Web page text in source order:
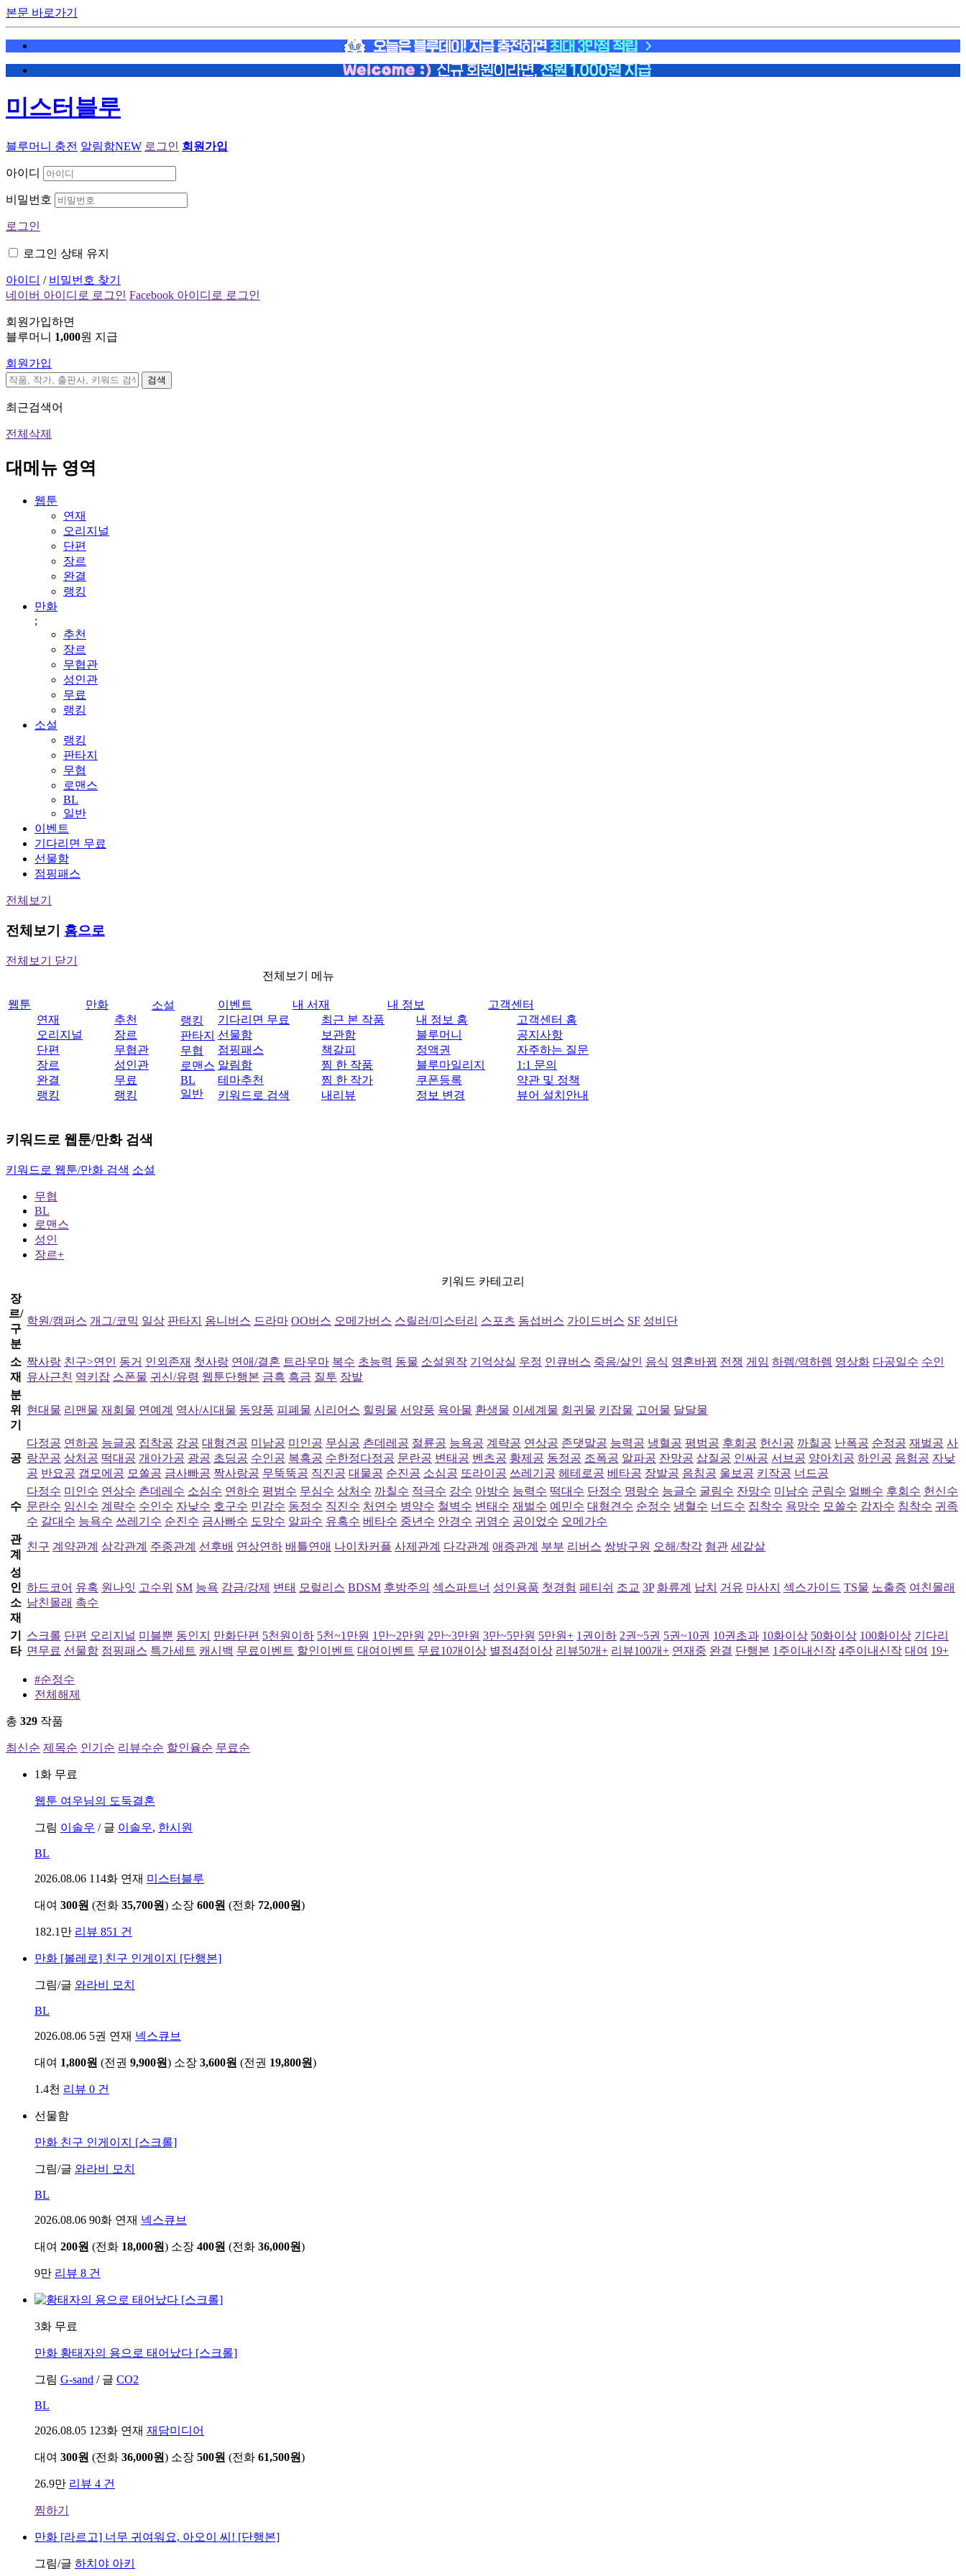
본문 바로가기
미스터블루
블루머니 충전 알림함NEW 로그인 회원가입
아이디
비밀번호
로그인
로그인 상태 유지
아이디 / 비밀번호 찾기
네이버 아이디로 로그인 Facebook 아이디로 로그인
회원가입하면
블루머니 1,000원 지급
회원가입
검색
최근검색어
전체삭제
대메뉴 영역
웹툰
연재
오리지널
단편
장르
완결
랭킹
만화
;
추천
장르
무협관
성인관
무료
랭킹
소설
랭킹
판타지
무협
로맨스
BL
일반
이벤트
기다리면 무료
선물함
점핑패스
전체보기
전체보기 홈으로
전체보기 닫기
전체보기 메뉴
웹툰
연재
오리지널
단편
장르
완결
랭킹
만화
추천
장르
무협관
성인관
무료
랭킹
소설
랭킹
판타지
무협
로맨스
BL
일반
이벤트
기다리면 무료
선물함
점핑패스
알림함
테마추천
키워드로 검색
내 서재
최근 본 작품
보관함
책갈피
찜 한 작품
찜 한 작가
내리뷰
내 정보
내 정보 홈
블루머니
정액권
블루마일리지
쿠폰등록
정보 변경
고객센터
고객센터 홈
공지사항
자주하는 질문
1:1 문의
약관 및 정책
뷰어 설치안내
키워드로 웹툰/만화 검색
키워드로 웹툰/만화 검색 소설
무협
BL
로맨스
성인
장르+
키워드 카테고리
장
르/
구
분
학원/캠퍼스 개그/코믹 일상 판타지 옴니버스 드라마 OO버스 오메가버스 스릴러/미스터리 스포츠 돔섭버스 가이드버스 SF 성비단
소
재
짝사랑 친구>연인 동거 인외존재 첫사랑 연애/결혼 트라우마 복수 초능력 동물 소설원작 기억상실 우정 인큐버스 죽음/살인 음식 영혼바뀜 전쟁 게임 하렘/역하렘 영상화 다공일수 수인
유사근친 역키잡 스폰물 귀신/유령 웹툰단행본 금흑 흑금 질투 장발
분
위
기
현대물 리맨물 재회물 연예계 역사/시대물 동양풍 피폐물 시리어스 힐링물 서양풍 육아물 환생물 이세계물 회귀물 키잡물 고어물 달달물
공
다정공 연하공 능글공 집착공 강공 대형견공 미남공 미인공 무심공 츤데레공 절륜공 능욕공 계략공 연상공 존댓말공 능력공 냉혈공 평범공 후회공 헌신공 까칠공 난폭공 순정공 재벌공 사
랑꾼공 상처공 떡대공 개아가공 광공 초딩공 수인공 복흑공 수한정다정공 문란공 변태공 벤츠공 황제공 동정공 조폭공 알파공 잔망공 삽질공 인싸공 서브공 양아치공 하인공 음험공 자낮
공 반요공 갭모에공 모쏠공 금사빠공 짝사랑공 무뚝뚝공 직진공 대물공 순진공 소심공 또라이공 쓰레기공 헤테로공 베타공 장발공 음침공 울보공 키작공 너드공
수
다정수 미인수 연상수 츤데레수 소심수 연하수 평범수 무심수 상처수 까칠수 적극수 강수 아방수 능력수 떡대수 단정수 명랑수 능글수 굴림수 잔망수 미남수 군림수 얼빠수 후회수 헌신수
문란수 임신수 계략수 수인수 자낮수 호구수 민감수 동정수 직진수 처연수 병약수 철벽수 변태수 재벌수 예민수 대형견수 순정수 냉혈수 너드수 집착수 욕망수 모쏠수 감자수 침착수 귀족
수 갈대수 능욕수 쓰레기수 순진수 금사빠수 도망수 알파수 유혹수 베타수 중년수 안경수 귀염수 공이었수 오메가수
관
계
친구 계약관계 삼각관계 주종관계 선후배 연상연하 배틀연애 나이차커플 사제관계 다각관계 애증관계 부부 리버스 쌍방구원 오해/착각 혐관 세같살
성
인
소
재
하드코어 유혹 원나잇 고수위 SM 능욕 감금/강제 변태 모럴리스 BDSM 후방주의 섹스파트너 성인용품 첫경험 페티쉬 조교 3P 화류계 납치 거유 마사지 섹스가이드 TS물 노출증 여친몰래
남친몰래 촉수
기
타
스크롤 단편 오리지널 미블뿐 동인지 만화단편 5천원이하 5천~1만원 1만~2만원 2만~3만원 3만~5만원 5만원+ 1권이하 2권~5권 5권~10권 10권초과 10화이상 50화이상 100화이상 기다리
면무료 선물함 점핑패스 특가세트 캐시백 무료이벤트 할인이벤트 대여이벤트 무료10개이상 별점4점이상 리뷰50개+ 리뷰100개+ 연재중 완결 단행본 1주이내신작 4주이내신작 대여 19+
#순정수
전체해제
총 329 작품
최신순 제목순 인기순 리뷰수순 할인율순 무료순
1화 무료
웹툰 여우님의 도둑결혼
그림 이솔우 / 글 이솔우, 한시원
BL
2026.08.06 114화 연재 미스터블루
대여 300원 (전화 35,700원) 소장 600원 (전화 72,000원)
182.1만 리뷰 851 건
만화 [볼레로] 친구 인게이지 [단행본]
그림/글 와라비 모치
BL
2026.08.06 5권 연재 넥스큐브
대여 1,800원 (전권 9,900원) 소장 3,600원 (전권 19,800원)
1.4천 리뷰 0 건
선물함
만화 친구 인게이지 [스크롤]
그림/글 와라비 모치
BL
2026.08.06 90화 연재 넥스큐브
대여 200원 (전화 18,000원) 소장 400원 (전화 36,000원)
9만 리뷰 8 건
3화 무료
만화 황태자의 용으로 태어났다 [스크롤]
그림 G-sand / 글 CO2
BL
2026.08.05 123화 연재 재담미디어
대여 300원 (전화 36,000원) 소장 500원 (전화 61,500원)
26.9만 리뷰 4 건
찜하기
만화 [라르고] 너무 귀여워요, 아오이 씨! [단행본]
그림/글 하치야 아키